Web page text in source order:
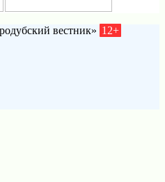
вестник» 12+